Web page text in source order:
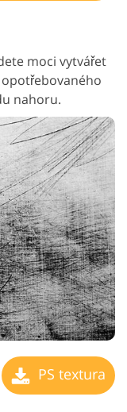
moci vytvářet
nahoru.
PS textura